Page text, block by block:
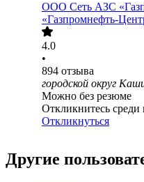
ООО Сеть АЗС
«Газпромнефть-
4.0
•
894 отзыва
городской округ
Можно без резюме
Откликнитесь среди
Откликнуться
Другие